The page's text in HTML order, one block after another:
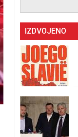
IZDVOJENO